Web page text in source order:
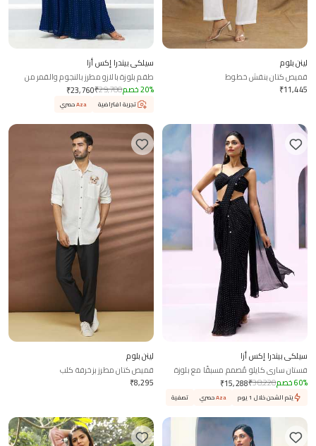
لينن بلوم
قميص كتان بنقش خطوط
₹11,445
سيلكي بيندرا إكس أزا
طقم بلوزة بالازو مطرز بالنجوم والقمر من
ألكينا
₹23,760₹29,700 20% خصم
تجربة افتراضية Azaحصري
سيلكي بيندرا إكس أزا
فستان ساري كايلو مُصمم مسبقًا مع بلوزة
مجعدة
₹15,288₹38,220 60% خصم
يتم الشحن خلال 1 يوم Azaحصري تصفية
لينن بلوم
قميص كتان مطرز بزخرفة كلب
₹8,295